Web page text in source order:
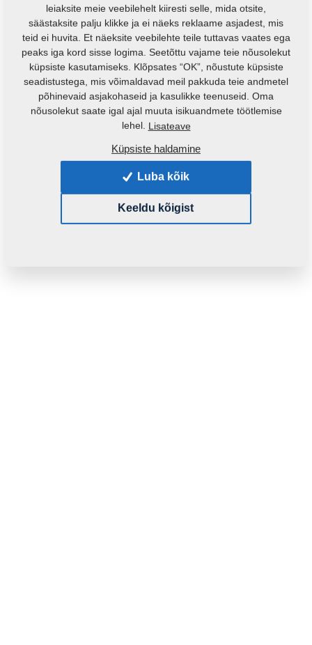
4001429
See varuosa sobib ka järgmistele masinatele:
FALCON VERSO
0,1080 Kg
leiaksite meie veebilehelt kiiresti selle, mida otsite,
säästaksite palju klikke ja ei näeks reklaame asjadest, mis
teid ei huvita. Et näeksite veebilehte teile tuttavas vaates ega
peaks iga kord sisse logima. Seetõttu vajame teie nõusolekut
küpsiste kasutamiseks. Klõpsates “OK”, nõustute küpsiste
seadistustega, mis võimaldavad meil pakkuda teie andmetel
põhinevaid asjakohaseid ja kasulikke teenuseid. Oma
nõusolekut saate igal ajal muuta isikuandmete töötlemise
lehel. Lisateave
Küpsiste haldamine
Luba kõik
Keeldu kõigist